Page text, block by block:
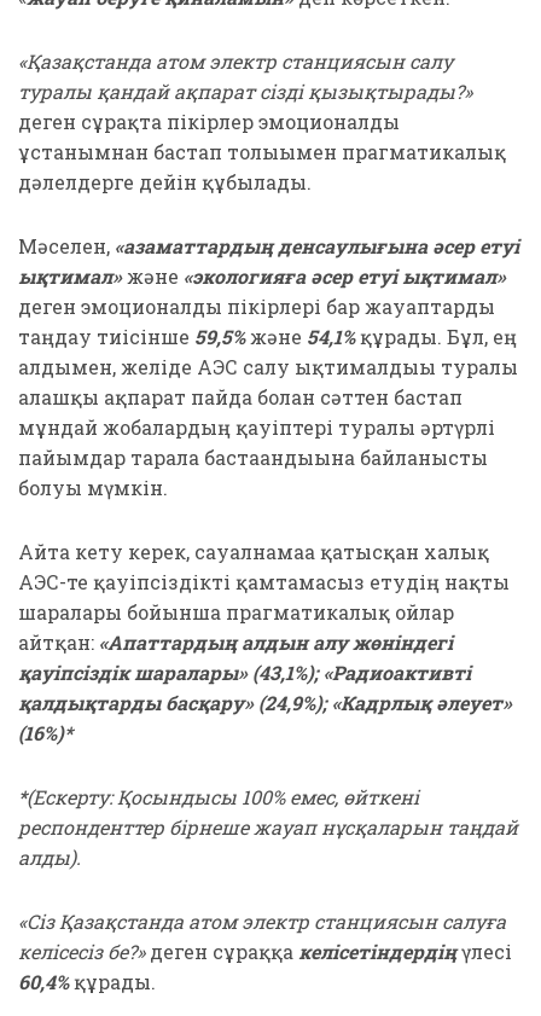
«Қазақстанда атом электр станциясын салу
туралы қандай ақпарат сізді қызықтырады?»
деген сұрақта пікірлер эмоционалды
ұстанымнан бастап толығымен прагматикалық
дәлелдерге дейін құбылады.
Мәселен, «азаматтардың денсаулығына әсер етуі
ықтимал»және «экологияға әсер етуі ықтимал»
деген эмоционалды пікірлері бар жауаптарды
таңдау тиісінше 59,5%және 54,1%құрады. Бұл, ең
алдымен, желіде АЭС салу ықтималдығы туралы
алғашқы ақпарат пайда болған сәттен бастап
мұндай жобалардың қауіптері туралы әртүрлі
пайымдар тарала бастағандығына байланысты
болуы мүмкін.
Айта кету керек, сауалнамаға қатысқан халық
АЭС-те қауіпсіздікті қамтамасыз етудің нақты
шаралары бойынша прагматикалық ойлар
айтқан: «Апаттардың алдын алу жөніндегі
қауіпсіздік шаралары» (43,1%); «Радиоактивті
қалдықтарды басқару» (24,9%); «Кадрлық әлеует»
(16%)*
*(Ескерту: Қосындысы 100% емес, өйткені
респонденттер бірнеше жауап нұсқаларын таңдай
алды).
«Сіз Қазақстанда атом электр станциясын салуға
келісесіз бе?»деген сұраққакелісетіндердіңүлесі
60,4%құрады.